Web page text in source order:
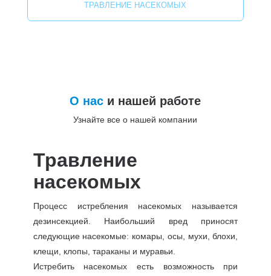
ТРАВЛЕНИЕ НАСЕКОМЫХ
О нас и нашей работе
Узнайте все о нашей компании
Травление
насекомых
Процесс истребления насекомых называется
дезинсекцией. Наибольший вред приносят
следующие насекомые: комары, осы, мухи, блохи,
клещи, клопы, тараканы и муравьи.
Истребить насекомых есть возможность при